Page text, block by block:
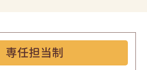
専任担当制